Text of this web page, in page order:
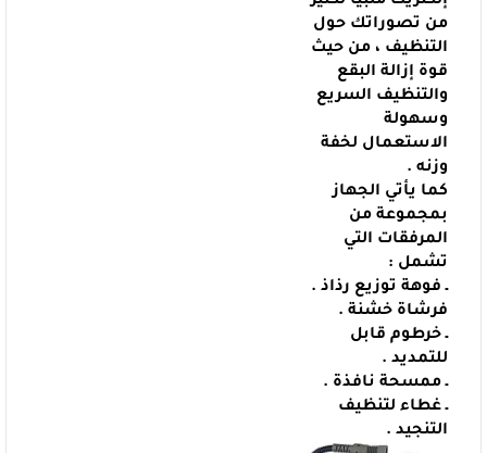
من تصوراتك حول
التنظيف ، من حيث
قوة إزالة البقع
والتنظيف السريع
وسهولة
الاستعمال لخفة
وزنه .
كما يأتي الجهاز
بمجموعة من
المرفقات التي
تشمل :
ـ فوهة توزيع رذاذ .
فرشاة خشنة .
ـ خرطوم قابل
للتمديد .
ـ ممسحة نافذة .
ـ غطاء لتنظيف
التنجيد .